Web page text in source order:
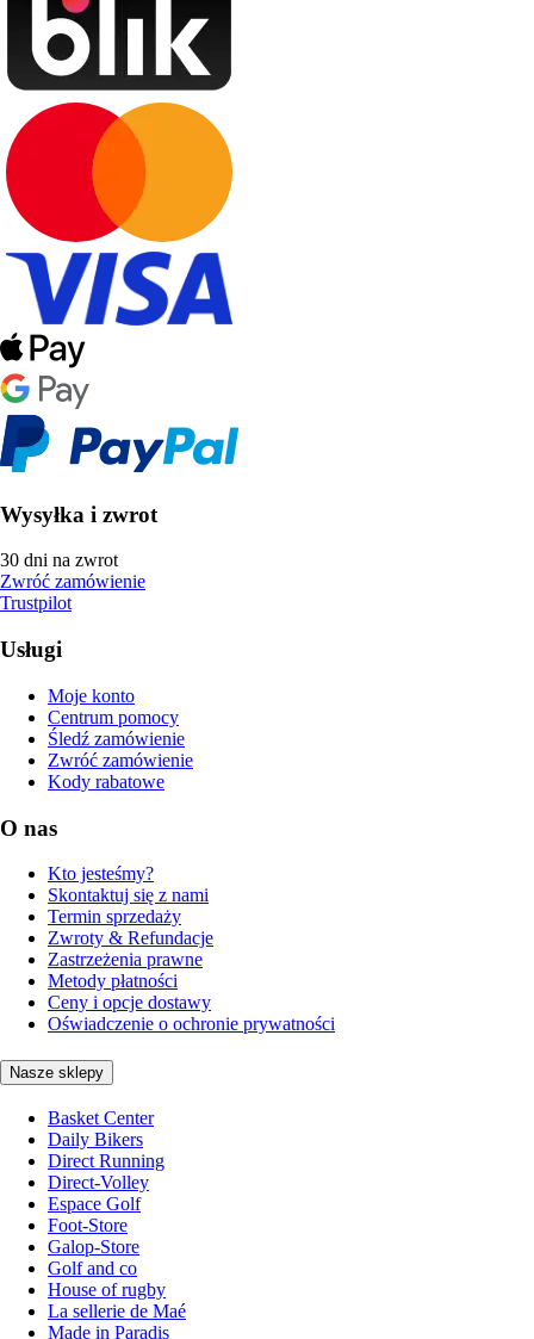
Wysyłka i zwrot
30 dni na zwrot
Zwróć zamówienie
Trustpilot
Usługi
Moje konto
Centrum pomocy
Śledź zamówienie
Zwróć zamówienie
Kody rabatowe
O nas
Kto jesteśmy?
Skontaktuj się z nami
Termin sprzedaży
Zwroty & Refundacje
Zastrzeżenia prawne
Metody płatności
Ceny i opcje dostawy
Oświadczenie o ochronie prywatności
Nasze sklepy
Basket Center
Daily Bikers
Direct Running
Direct-Volley
Espace Golf
Foot-Store
Galop-Store
Golf and co
House of rugby
La sellerie de Maé
Made in Paradis